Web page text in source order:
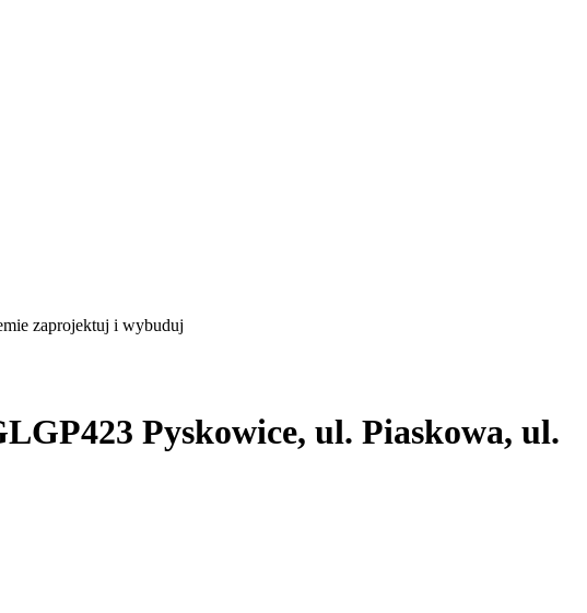
zaprojektuj i wybuduj
Pyskowice, ul. Piaskowa, ul.